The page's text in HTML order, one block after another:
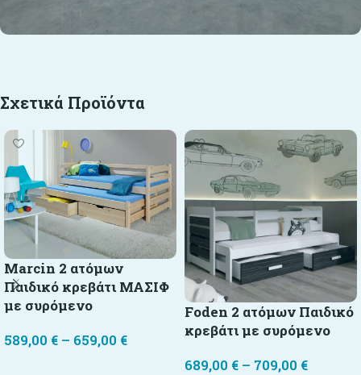
Σχετικά Προϊόντα
Marcin 2 ατόμων
Παιδικό κρεβάτι ΜΑΣΙΦ
με συρόμενο
589,00 € – 659,00 €
Foden 2 ατόμων Παιδικό
κρεβάτι με συρόμενο
689,00 € – 709,00 €